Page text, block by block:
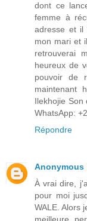
dont ce
femme à
adresse et il
mon mari et
retrouverai
heureux de
pouvoir de
maintenant
Ilekhojie Son
WhatsApp:
Répondre
Anonymous
À vrai dire,
pour moi
WALE. Alors